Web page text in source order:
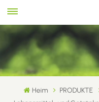
Heim PRODUKTE